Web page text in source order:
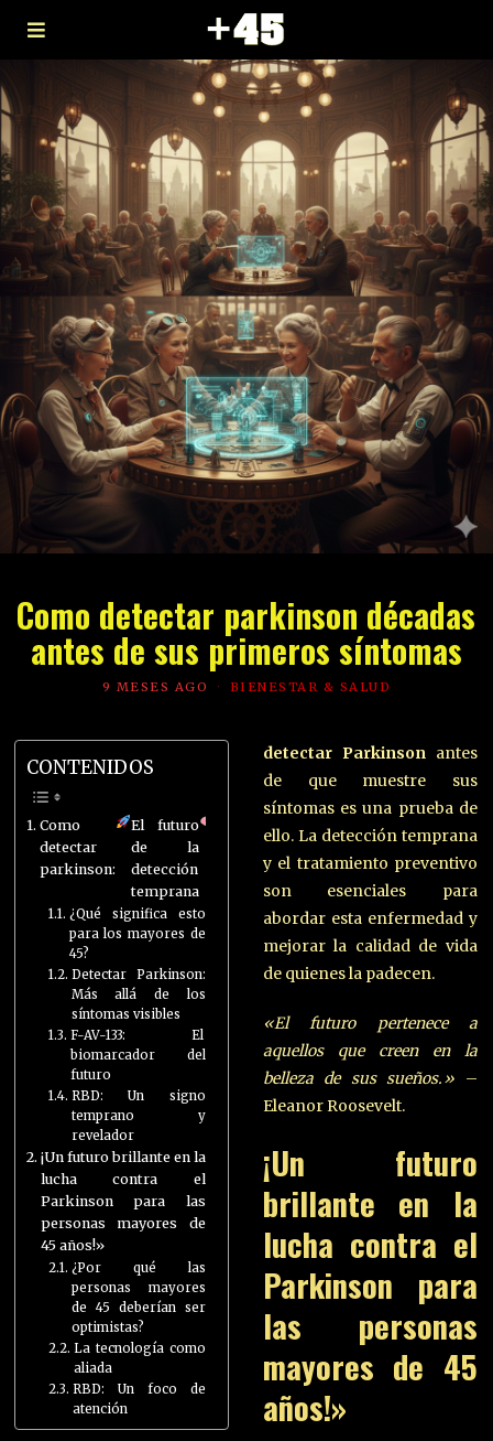
Como detectar parkinson décadas
antes de sus primeros síntomas
9 MESES AGO BIENESTAR & SALUD
CONTENIDOS
Como
detectar
parkinson:
El futuro
de la
detección
temprana
¿Qué significa esto
para los mayores de
45?
Detectar Parkinson:
Más allá de los
síntomas visibles
F-AV-133: El
biomarcador del
futuro
RBD: Un signo
temprano y
revelador
¡Un futuro brillante en la
lucha contra el
Parkinson para las
personas mayores de
45 años!»
¿Por qué las
personas mayores
de 45 deberían ser
optimistas?
La tecnología como
aliada
RBD: Un foco de
atención
detectar Parkinsonantes
de que muestre sus
síntomas es una prueba de
ello. La detección temprana
y el tratamiento preventivo
son esenciales para
abordar esta enfermedad y
mejorar la calidad de vida
de quienes la padecen.
«El futuro pertenece a
aquellos que creen en la
belleza de sus sueños.»–
Eleanor Roosevelt.
¡Un futuro
brillante en la
lucha contra el
Parkinson para
las personas
mayores de 45
años!»